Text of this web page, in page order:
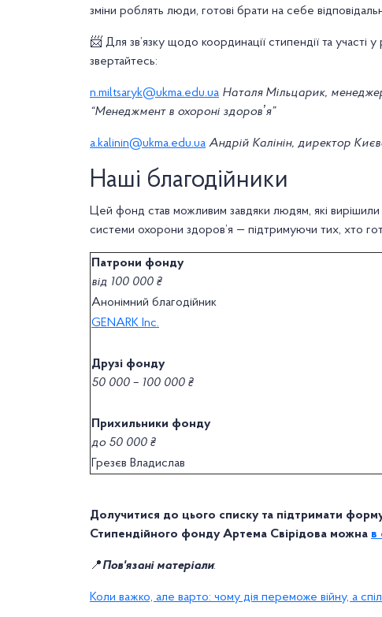
зміни роблять люди, готові брати на себе
📨 Для зв’язку щодо координації стипендії та участі
звертайтесь:
n.miltsaryk@ukma.edu.ua Наталя Мільцарик,
“Менеджмент в охороні здоровʼя”
a.kalinin@ukma.edu.ua Андрій Калінін, директор
Наші благодійники
Цей фонд став можливим завдяки людям, які вирішили
системи охорони здоров’я — підтримуючи тих, хто
Патрони фонду
від 100 000 ₴
Анонімний благодійник
GENARK Inc.
Друзі фонду
50 000 – 100 000 ₴
Прихильники фонду
до 50 000 ₴
Грезєв Владислав
Долучитися до цього списку та підтримати
Стипендійного фонду Артема Свірідова можна в
📍Пов'язані матеріали:
Коли важко, але варто: чому дія переможе війну, а